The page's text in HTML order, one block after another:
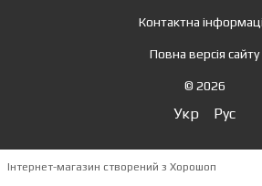
Контактна
Повна версія сайту
© 2026
Укр Рус
Інтернет-магазин створений з Хорошоп